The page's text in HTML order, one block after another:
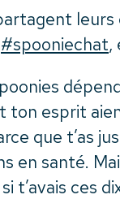
leurs
#spooniechat,
ton esprit
que t’as
en santé.
t’avais ces